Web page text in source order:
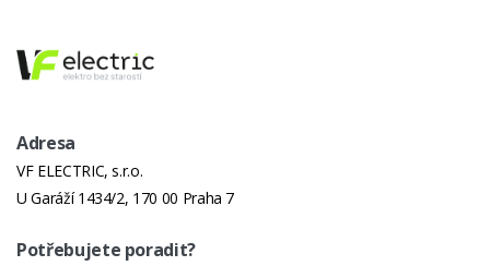
Adresa
VF ELECTRIC, s.r.o.
U Garáží 1434/2, 170 00 Praha 7
Potřebujete poradit?